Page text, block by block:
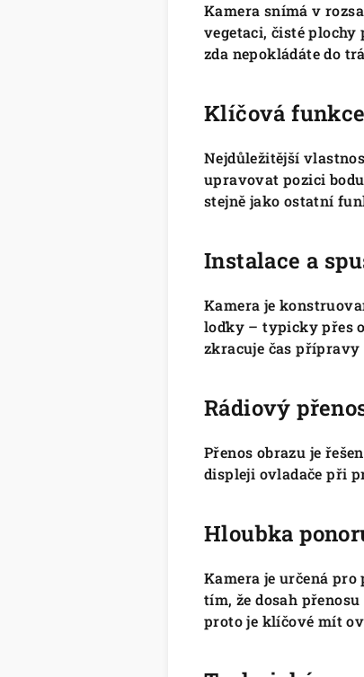
Kamera snímá v
vegetaci, čisté plochy
zda nepokládáte do
Klíčová
Nejdůležitější
upravovat pozici
stejně jako ostatní
Instalace a
Kamera je
loďky – typicky přes
zkracuje čas přípravy
Rádiový
Přenos obrazu je
displeji ovladače při
Hloubka
Kamera je určená pro
tím, že dosah
proto je klíčové mít